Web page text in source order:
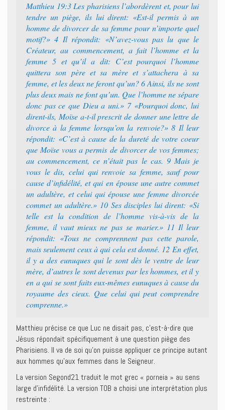
Matthieu 19:3 Les pharisiens l’abordèrent et, pour lui
tendre un piège, ils lui dirent: «Est-il permis à un
homme de divorcer de sa femme pour n’importe quel
motif?» 4 Il répondit: «N’avez-vous pas lu que le
Créateur, au commencement, a fait l’homme et la
femme 5 et qu’il a dit: C’est pourquoi l’homme
quittera son père et sa mère et s’attachera à sa
femme, et les deux ne feront qu’un? 6 Ainsi, ils ne sont
plus deux mais ne font qu’un. Que l’homme ne sépare
donc pas ce que Dieu a uni.» 7 «Pourquoi donc, lui
dirent-ils, Moïse a-t-il prescrit de donner une lettre de
divorce à la femme lorsqu’on la renvoie?» 8 Il leur
répondit: «C’est à cause de la dureté de votre coeur
que Moïse vous a permis de divorcer de vos femmes;
au commencement, ce n’était pas le cas. 9 Mais je
vous le dis, celui qui renvoie sa femme, sauf pour
cause d’infidélité, et qui en épouse une autre commet
un adultère, et celui qui épouse une femme divorcée
commet un adultère.» 10 Ses disciples lui dirent: «Si
telle est la condition de l’homme vis-à-vis de la
femme, il vaut mieux ne pas se marier.» 11 Il leur
répondit: «Tous ne comprennent pas cette parole,
mais seulement ceux à qui cela est donné. 12 En effet,
il y a des eunuques qui le sont dès le ventre de leur
mère, d’autres le sont devenus par les hommes, et il y
en a qui se sont faits eux-mêmes eunuques à cause du
royaume des cieux. Que celui qui peut comprendre
comprenne.»
Matthieu précise ce que Luc ne disait pas, c’est-à-dire que
Jésus répondait spécifiquement à une question piège des
Pharisiens. Il va de soi qu’on puisse appliquer ce principe autant
aux hommes qu’aux femmes dans le Seigneur.
La version Segond21 traduit le mot grec « porneia » au sens
large d’infidélité. La version TOB a choisi une interprétation plus
restreinte :